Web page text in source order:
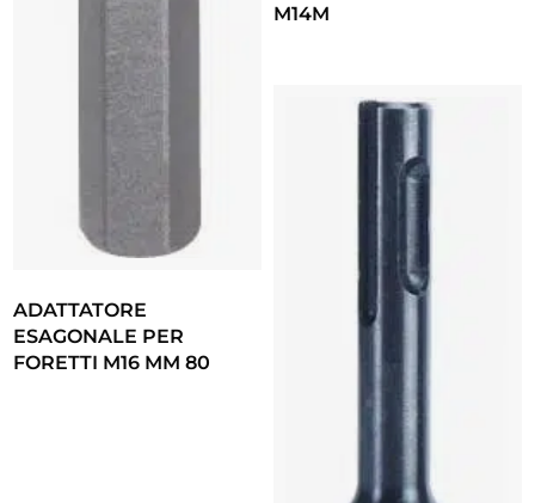
ADATTATORE
ESAGONALE PER
FORETTI M16 MM 80
M14M